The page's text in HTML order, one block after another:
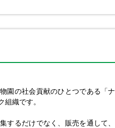
園の社会貢献のひとつである「
組織です。
するだけでなく、販売を通して